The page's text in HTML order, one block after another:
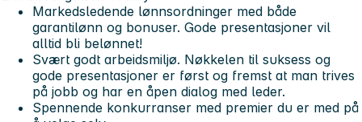
Markedsledende lønnsordninger med både
garantilønn og bonuser. Gode presentasjoner vil
alltid bli belønnet!
Svært godt arbeidsmiljø. Nøkkelen til suksess og
gode presentasjoner er først og fremst at man trives
på jobb og har en åpen dialog med leder.
Spennende konkurranser med premier du er med på